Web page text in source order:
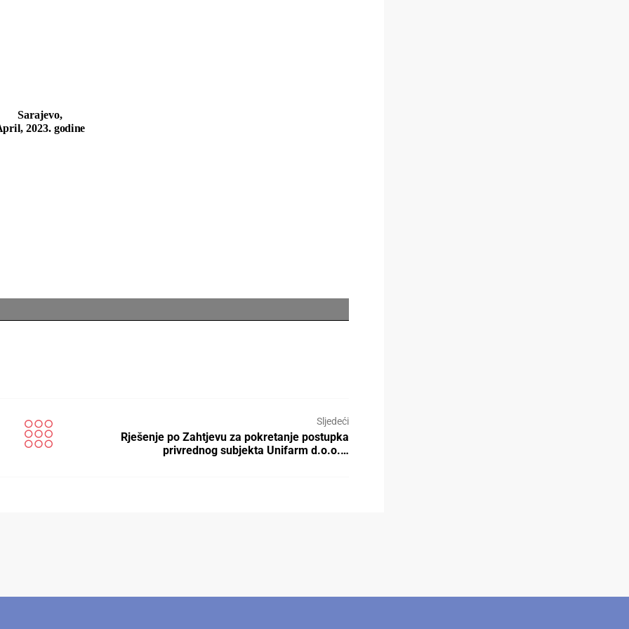
Sljedeći
Rješenje po Zahtjevu za pokretanje postupka
privrednog subjekta Unifarm d.o.o.…